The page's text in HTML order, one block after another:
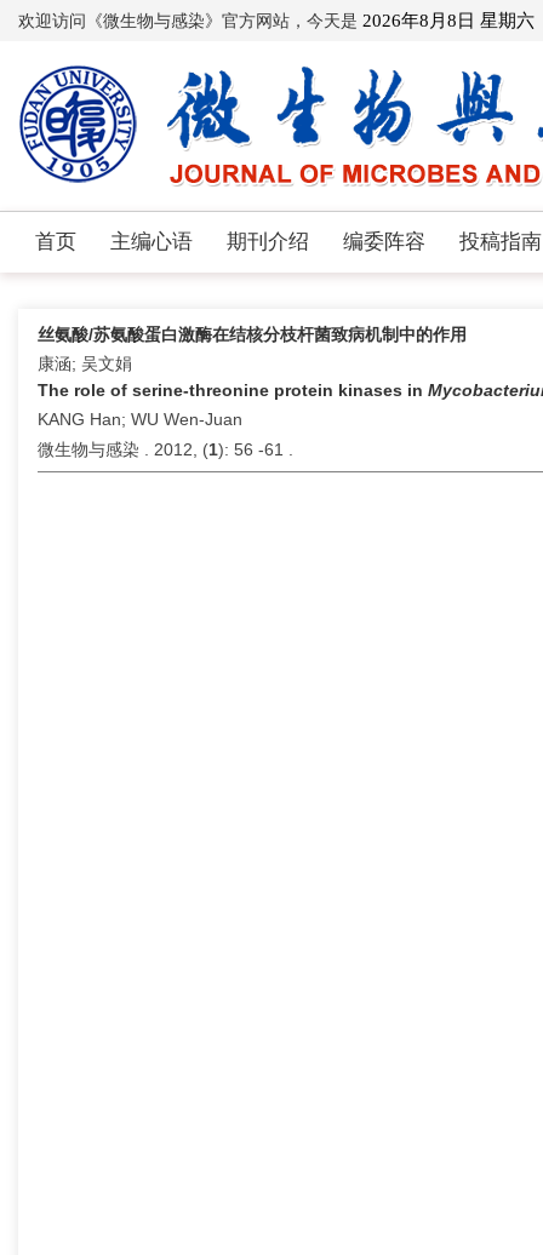
欢迎访问《微生物与感染》官方网站，今天是 2026年8月8日 星期六
首页 主编心语 期刊介绍 编委阵容 投稿指南
丝氨酸/苏氨酸蛋白激酶在结核分枝杆菌致病机制中的作用
康涵; 吴文娟
The role of serine-threonine protein kinases in
KANG Han; WU Wen-Juan
微生物与感染 . 2012, (1): 56 -61 .